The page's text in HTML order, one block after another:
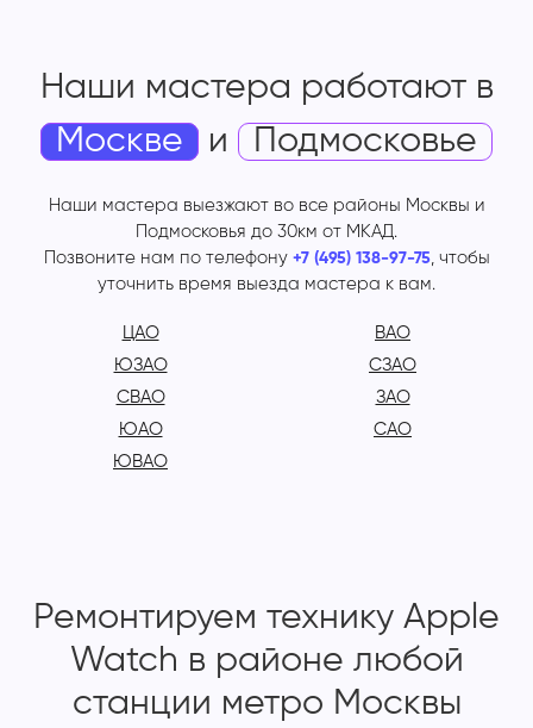
Наши мастера работают в
Москве
и Подмосковье
Наши мастера выезжают во все районы Москвы и
Подмосковья до 30км от МКАД.
Позвоните нам по телефону +7 (495) 138-97-75, чтобы
уточнить время выезда мастера к вам.
ЦАО
ЮЗАО
СВАО
ЮАО
ЮВАО
ВАО
СЗАО
ЗАО
САО
Ремонтируем технику Apple
Watch в районе любой
станции метро Москвы